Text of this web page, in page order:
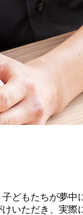
どもたちが夢中
いただき、実際